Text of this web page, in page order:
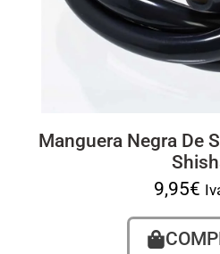
Manguera Negra De
9,95€